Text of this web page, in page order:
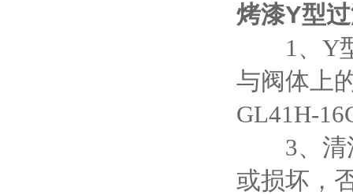
烤漆Y型
1、Y型
与阀体上
GL41H-
3、清洗
或损坏，